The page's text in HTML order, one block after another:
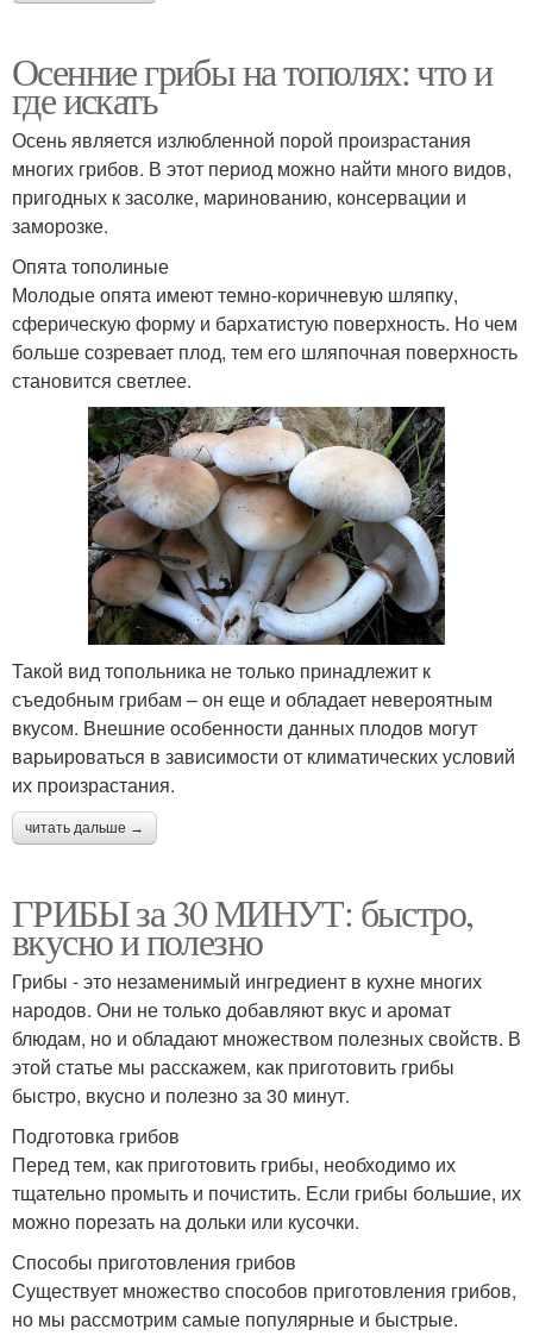
Осенние грибы на тополях: что и
где искать
Осень является излюбленной порой произрастания
многих грибов. В этот период можно найти много видов,
пригодных к засолке, маринованию, консервации и
заморозке.
Опята тополиные
Молодые опята имеют темно-коричневую шляпку,
сферическую форму и бархатистую поверхность. Но чем
больше созревает плод, тем его шляпочная поверхность
становится светлее.
Такой вид топольника не только принадлежит к
съедобным грибам – он еще и обладает невероятным
вкусом. Внешние особенности данных плодов могут
варьироваться в зависимости от климатических условий
их произрастания.
читать дальше →
ГРИБЫ за 30 МИНУТ: быстро,
вкусно и полезно
Грибы - это незаменимый ингредиент в кухне многих
народов. Они не только добавляют вкус и аромат
блюдам, но и обладают множеством полезных свойств. В
этой статье мы расскажем, как приготовить грибы
быстро, вкусно и полезно за 30 минут.
Подготовка грибов
Перед тем, как приготовить грибы, необходимо их
тщательно промыть и почистить. Если грибы большие, их
можно порезать на дольки или кусочки.
Способы приготовления грибов
Существует множество способов приготовления грибов,
но мы рассмотрим самые популярные и быстрые.